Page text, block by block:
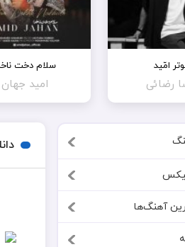
امّید
رضائی
سلام دخت
امید جهان
آهنگ‌ها